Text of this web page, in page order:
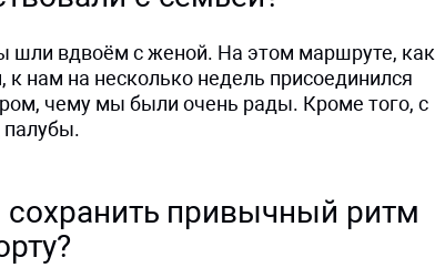
шли вдвоём с женой. На этом маршруте, как
нам на несколько недель присоединился
чему мы были очень рады. Кроме того, с
сохранить привычный ритм